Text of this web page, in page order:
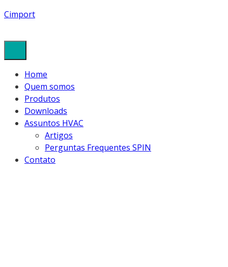
Cimport
Home
Quem somos
Produtos
Downloads
Assuntos HVAC
Artigos
Perguntas Frequentes SPIN
Contato